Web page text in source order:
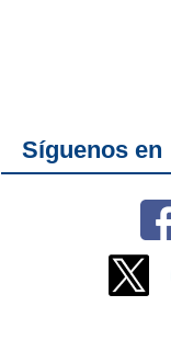
Síguenos en